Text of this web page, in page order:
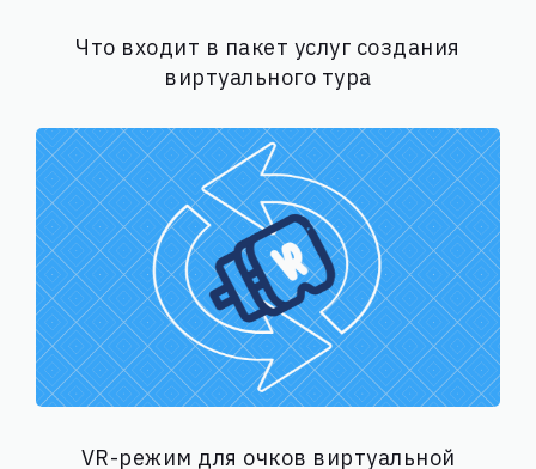
Что входит в пакет услуг создания
виртуального тура
VR-режим для очков виртуальной